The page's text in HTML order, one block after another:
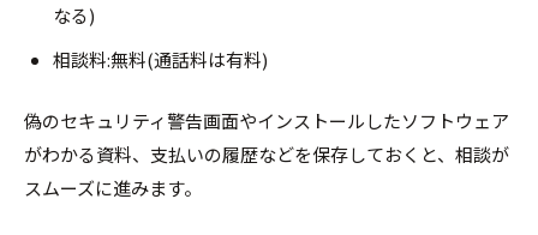
なる)
相談料:無料(通話料は有料)
偽のセキュリティ警告画面やインストールしたソフトウェア
がわかる資料、支払いの履歴などを保存しておくと、相談が
スムーズに進みます。